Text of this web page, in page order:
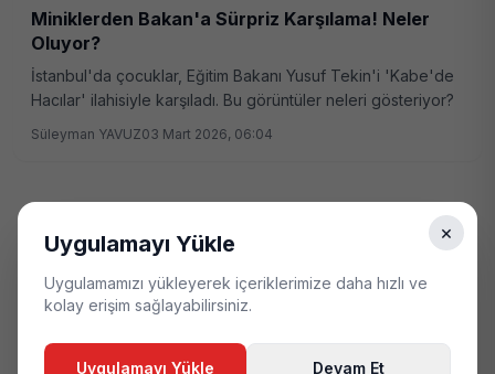
Miniklerden Bakan'a Sürpriz Karşılama! Neler
Oluyor?
İstanbul'da çocuklar, Eğitim Bakanı Yusuf Tekin'i 'Kabe'de
Hacılar' ilahisiyle karşıladı. Bu görüntüler neleri gösteriyor?
Süleyman YAVUZ03 Mart 2026, 06:04
×
Uygulamayı Yükle
Uygulamamızı yükleyerek içeriklerimize daha hızlı ve
kolay erişim sağlayabilirsiniz.
Uygulamayı Yükle Devam Et